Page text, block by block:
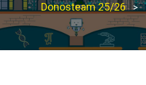
Donosteam 25/26 >